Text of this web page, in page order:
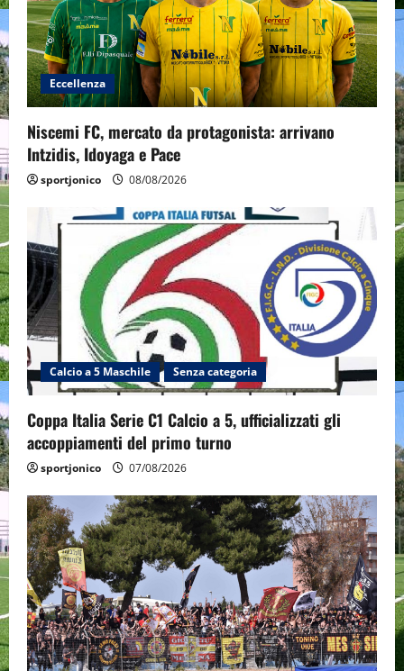
Eccellenza
Niscemi FC, mercato da protagonista: arrivano
Intzidis, Idoyaga e Pace
sportjonico 08/08/2026
Calcio a 5 Maschile Senza categoria
Coppa Italia Serie C1 Calcio a 5, ufficializzati gli
accoppiamenti del primo turno
sportjonico 07/08/2026